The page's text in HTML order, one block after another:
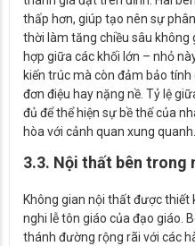
thấp hơn, giúp tạo nên sự
thời làm tăng chiều sâu không
hợp giữa các khối lớn – nhỏ
kiến trúc mà còn đảm bảo
đơn điệu hay nặng nề. Tỷ lệ
đủ để thể hiện sự bề thế của
hòa với cảnh quan xung quanh..
3.3. Nội thất bên trong
Không gian nội thất được thiết
nghi lễ tôn giáo của đạo giáo.
thánh đường rộng rãi với các